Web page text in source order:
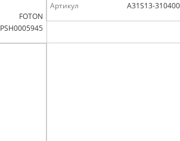
FOTON
РSН0005945
Артикул
А31S13-